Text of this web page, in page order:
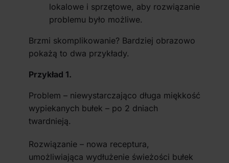
lokalowe i sprzętowe, aby rozwiązanie
problemu było możliwe.
Brzmi skomplikowanie? Bardziej obrazowo
pokażą to dwa przykłady.
Przykład 1.
Problem – niewystarczająco długa miękkość
wypiekanych bułek – po 2 dniach
twardnieją.
Rozwiązanie – nowa receptura,
umożliwiająca wydłużenie świeżości bułek